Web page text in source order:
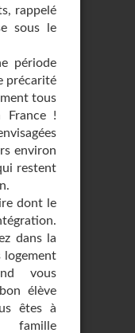
rappelé
sous le
période
précarité
tous
France !
environ
restent
dont le
dans la
logement
vous
élève
êtes à
famille